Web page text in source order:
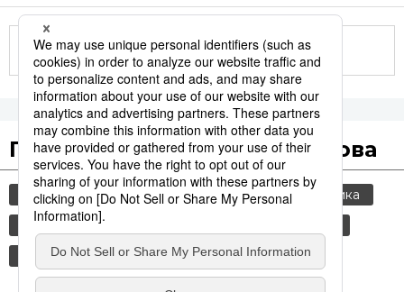
Другие статьи по теме
Популярные поисковые слова
общество культура jiji press
политика
россия
шпионаж
лето
технологии